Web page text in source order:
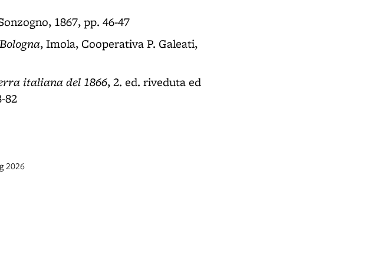
1867, pp. 46-47
, Imola, Cooperativa P. Galeati,
italiana del 1866, 2. ed. riveduta ed
82
2026